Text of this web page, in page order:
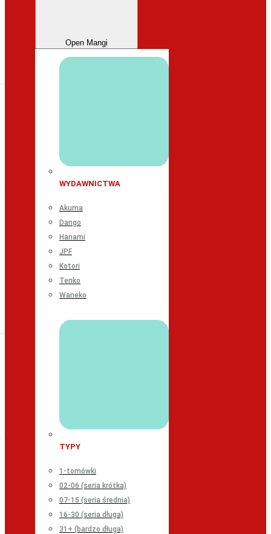
Open Mangi
WYDAWNICTWA
Akuma
Dango
Hanami
JPF
Kotori
Tenko
Waneko
TYPY
1-tomówki
02-06 (seria krótka)
07-15 (seria średnia)
16-30 (seria długa)
31+ (bardzo długa)